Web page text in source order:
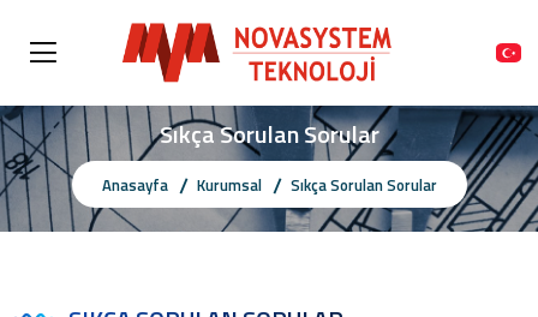
Sıkça Sorulan Sorular
Anasayfa Kurumsal Sıkça Sorulan Sorular